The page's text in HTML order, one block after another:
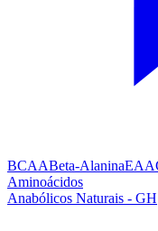
BCAABeta-AlaninaEAA
Aminoácidos
Anabólicos Naturais - GH